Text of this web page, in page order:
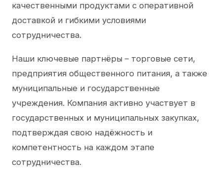
качественными продуктами с оперативной
доставкой и гибкими условиями
сотрудничества.
Наши ключевые партнёры – торговые сети,
предприятия общественного питания, а также
муниципальные и государственные
учреждения. Компания активно участвует в
государственных и муниципальных закупках,
подтверждая свою надёжность и
компетентность на каждом этапе
сотрудничества.